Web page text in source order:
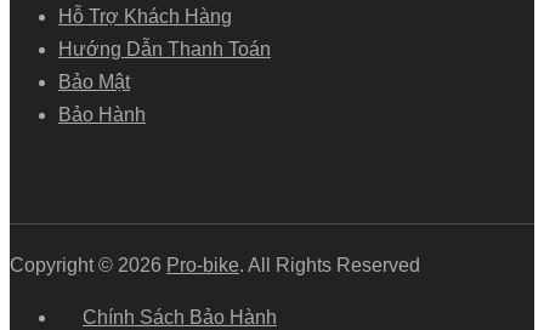
Hỗ Trợ Khách Hàng
Hướng Dẫn Thanh Toán
Bảo Mật
Bảo Hành
Copyright © 2026 Pro-bike. All Rights Reserved
Chính Sách Bảo Hành